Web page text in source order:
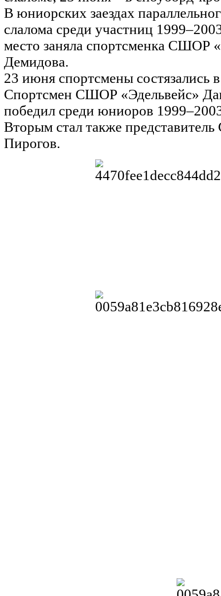
В юниорских заездах
слалома среди участниц
место заняла спортсменка СШОР
Демидова.
23 июня спортсмены состязались
Спортсмен СШОР «Эдельвейс»
победил среди юниоров
Вторым стал также
Пирогов.